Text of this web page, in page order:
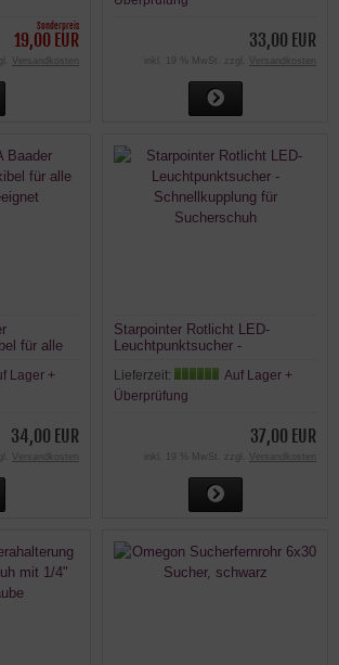
Sonderpreis
19,00 EUR
Versandkosten
33,00 EUR
inkl. 19 % MwSt. zzgl. Versandkosten
für alle
Lager +
34,00 EUR
Versandkosten
Starpointer Rotlicht LED-
Leuchtpunktsucher -
Sucherschuh
Lieferzeit:
Auf Lager +
Überprüfung
37,00 EUR
inkl. 19 % MwSt. zzgl. Versandkosten